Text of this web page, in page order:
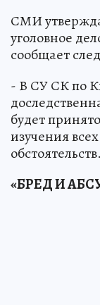
СМИ
уголовное
сообщает
- В СУ СК по
будет
изучения
обстоятельств.
«БРЕД И